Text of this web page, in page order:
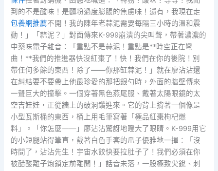
到的不是酸味！是麵粉過度膨脹的焦慮味！還有，我現在走
包養網推薦不開！我的陳年老蒜泥需要每隔三小時的溫和震
動！」「蒜泥？」對面傳來K-999崩潰的尖叫聲，帶著濃濃的
中藥味電子雜音：「重點不是蒜泥！重點是**時空正在彎
曲！**我們的推進器快沒紅棗了！快！我們在你的後院！別
帶任何多餘的東西！除了——你那缸蒜泥！」就在廖沾沾還
在糾結要不要帶上他最珍愛的那把銀勺時，外面的牆壁傳來
一聲巨大的撞擊。一個穿著黑色燕尾服、戴著太陽眼鏡的太
空吉娃娃，正從牆上的破洞鑽進來。它的背上揹著一個像是
小型瓦斯桶的東西，桶上用毛筆寫著「極品紅棗枸杞燃
料」。「你怎麼——」廖沾沾驚訝地瞪大了眼睛。K-999用它
的小短腿站得筆直，戴著白色手套的爪子優雅地一揮：「沒
時間了，沾沾先生！宇宙水餃快要拉肚子了！我們必須在你
被醋酸離子炮鎖定前離開！」話音未落，一股極致尖銳、刺